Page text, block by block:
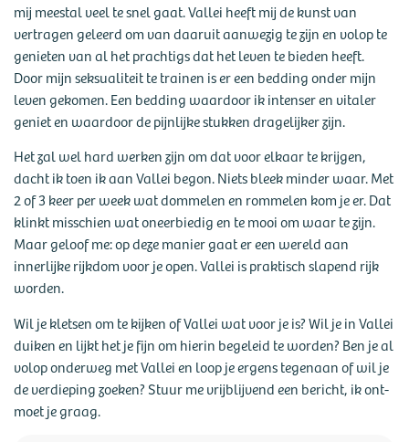
mij meestal veel te snel gaat. Vallei heeft mij de kunst van
vertragen geleerd om van daaruit aanwezig te zijn en volop te
genieten van al het prachtigs dat het leven te bieden heeft.
Door mijn seksualiteit te trainen is er een bedding onder mijn
leven gekomen. Een bedding waardoor ik intenser en vitaler
geniet en waardoor de pijnlijke stukken dragelijker zijn.
Het zal wel hard werken zijn om dat voor elkaar te krijgen,
dacht ik toen ik aan Vallei begon. Niets bleek minder waar. Met
2 of 3 keer per week wat dommelen en rommelen kom je er. Dat
klinkt misschien wat oneerbiedig en te mooi om waar te zijn.
Maar geloof me: op deze manier gaat er een wereld aan
innerlijke rijkdom voor je open. Vallei is praktisch slapend rijk
worden.
Wil je kletsen om te kijken of Vallei wat voor je is? Wil je in Vallei
duiken en lijkt het je fijn om hierin begeleid te worden? Ben je al
volop onderweg met Vallei en loop je ergens tegenaan of wil je
de verdieping zoeken? Stuur me vrijblijvend een bericht, ik ont-
moet je graag.